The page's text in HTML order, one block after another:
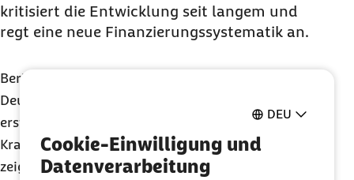
DEU
Cookie-Einwilligung und
Datenverarbeitung
kritisiert die Entwicklung seit langem und
regt eine neue Finanzierungssystematik an.
Berlin, 08.01.2020 – Die Ergebnisse der von der
Deutschen Krankenhausgesellschaft (DKG)
erstellten Bestandsaufnahme zur
Krankenhausplanung und Investitionsfinanzierung
zeigen, dass die Länder auch weiterhin ihrer